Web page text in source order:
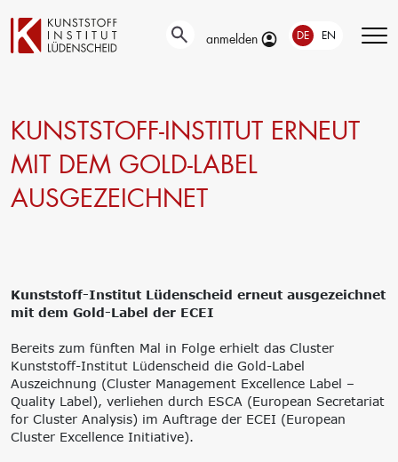
anmelden DE EN
Technische
Oberflächentechnik
Neue Materialien
Anwendungstechnik
Prüfung
Automotive- und
Werkstoffprüfungen
Material– &
Schadensanalyse
Weiterbildung
Unser Portfolio
Firmenschulungen
Aktuelle Termine
Erstausbildung
Bildungsinitiative
‘Lernen formt
Zukunft’
Projekte fördern lassen
Forschungsinfrastruktur
Forschungsschwerpunkte
Forschungsprojekte
Precursor
Management
Nachhaltigkeit
KUNSTSTOFF-INSTITUT ERNEUT
MIT DEM GOLD-LABEL
AUSGEZEICHNET
Kunststoff-Institut Lüdenscheid erneut ausgezeichnet
mit dem Gold-Label der ECEI
Bereits zum fünften Mal in Folge erhielt das Cluster
Kunststoff-Institut Lüdenscheid die Gold-Label
Auszeichnung (Cluster Management Excellence Label –
Quality Label), verliehen durch ESCA (European Secretariat
for Cluster Analysis) im Auftrage der ECEI (European
Cluster Excellence Initiative).